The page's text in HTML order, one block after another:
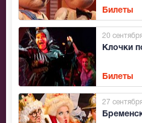
Билеты
Клочки
20
Билеты
27